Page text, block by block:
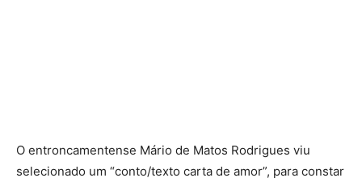
O entroncamentense Mário de Matos Rodrigues viu
selecionado um “conto/texto carta de amor”, para constar